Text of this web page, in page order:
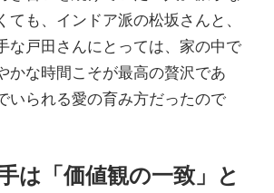
ても、インドア派の松坂さんと、
な戸田さんにとっては、家の中で
かな時間こそが最高の贅沢であ
いられる愛の育み方だったので
は「価値観の一致」と